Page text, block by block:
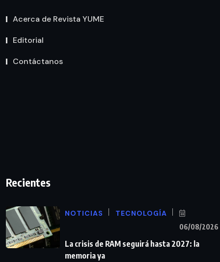
Acerca de Revista YUME
Editorial
Contáctanos
Recientes
NOTICIAS TECNOLOGÍA
06/08/2026
La crisis de RAM seguirá hasta 2027: la
memoria ya